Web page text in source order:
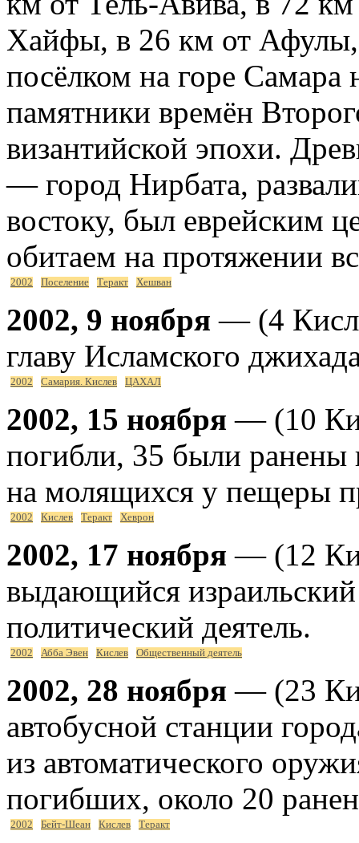
Хайфы, в 26 км от
посёлком на горе Самара
памятники времён
византийской эпохи.
— город Нирбата,
востоку, был еврейским
обитаем на протяжении
2002 Поселение Теракт Хешван
2002, 9 ноября — (4
главу Исламского
2002 Самария. Кислев ЦАХАЛ
2002, 15 ноября — (10
погибли, 35 были ранены
на молящихся у пещеры
2002 Кислев Теракт Хеврон
2002, 17 ноября — (12
выдающийся
политический деятель.
2002 Абба Эвен Кислев Общественный деятель
2002, 28 ноября — (23
автобусной станции
из автоматического
погибших, около 20
2002 Бейт-Шеан Кислев Теракт